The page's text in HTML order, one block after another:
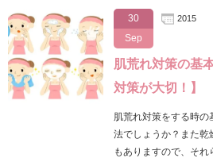
30
Sep
2015
肌荒れ対策の基
対策が大切！】
肌荒れ対策をする時
法でしょうか？また乾
もありますので、それ